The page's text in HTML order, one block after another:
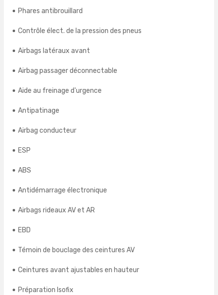
Phares antibrouillard
Contrôle élect. de la pression des pneus
Airbags latéraux avant
Airbag passager déconnectable
Aide au freinage d'urgence
Antipatinage
Airbag conducteur
ESP
ABS
Antidémarrage électronique
Airbags rideaux AV et AR
EBD
Témoin de bouclage des ceintures AV
Ceintures avant ajustables en hauteur
Préparation Isofix